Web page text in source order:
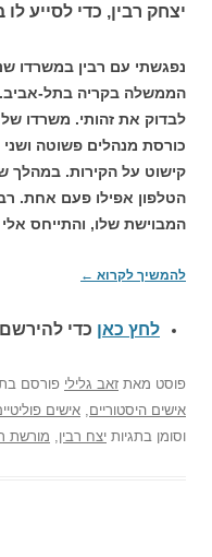
יצחק רבין, כדי לסייע
נפגשתי עם רבין במשרדו
הממשלה בקריה בתל-
לבדוק את זהותי. משרדו
כורסת מנהלים פשוטה
קישוט על הקירות.
הטלפון אפילו פעם אחת.
המבוישת שלו, והתייחס
להמשיך לקרוא ←
לחץ כאן כדי
פוסט מאת זאב גלילי פורסם
אישים היסטוריים אישים
וסומן בתגיות יצח רבין מורשת